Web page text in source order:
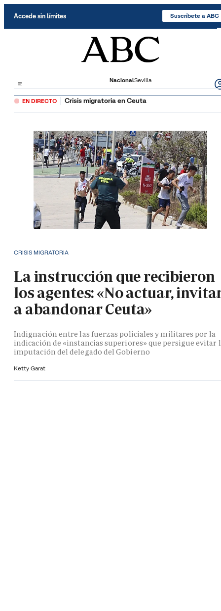
Accede sin límites Suscríbete a ABC
NacionalSevilla
EN DIRECTO Crisis migratoria en Ceuta
CRISIS MIGRATORIA
La instrucción que recibieron
los agentes: «No actuar,
a abandonar Ceuta»
Indignación entre las fuerzas policiales y militares por la
indicación de «instancias superiores» que persigue evitar
imputación del delegado del Gobierno
Ketty Garat